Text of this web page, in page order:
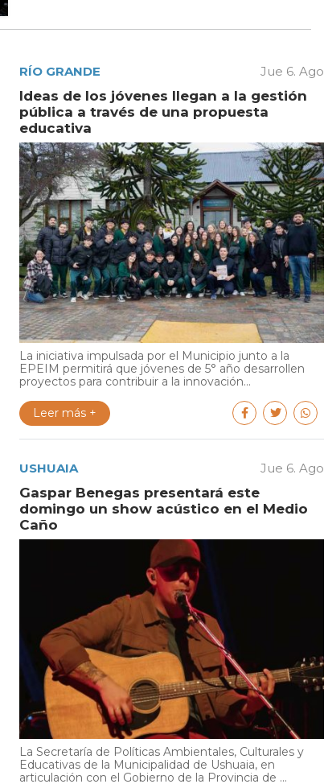
RÍO GRANDE Jue 6. Ago
Ideas de los jóvenes llegan a la gestión
pública a través de una propuesta
educativa
La iniciativa impulsada por el Municipio junto a la
EPEIM permitirá que jóvenes de 5° año desarrollen
proyectos para contribuir a la innovación...
Leer más +
USHUAIA Jue 6. Ago
Gaspar Benegas presentará este
domingo un show acústico en el Medio
Caño
La Secretaría de Políticas Ambientales, Culturales y
Educativas de la Municipalidad de Ushuaia, en
articulación con el Gobierno de la Provincia de ...